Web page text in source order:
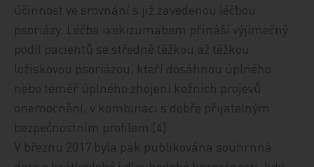
účinnost ve srovnání s již zavedenou léčbou
psoriázy. Léčba ixekizumabem přináší výjimečný
podíl pacientů se středně těžkou až těžkou
ložiskovou psoriázou, kteří dosáhnou úplného
nebo téměř úplného zhojení kožních projevů
onemocnění, v kombinaci s dobře přijatelným
bezpečnostním profilem [4].
V březnu 2017 byla pak publikována souhrnná